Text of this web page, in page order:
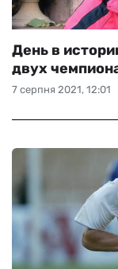
7 серпня 2021, 12:01
День в
двух